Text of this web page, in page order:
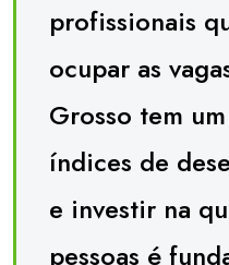
profissionais
ocupar as
Grosso tem
índices de
e investir na
pessoas é